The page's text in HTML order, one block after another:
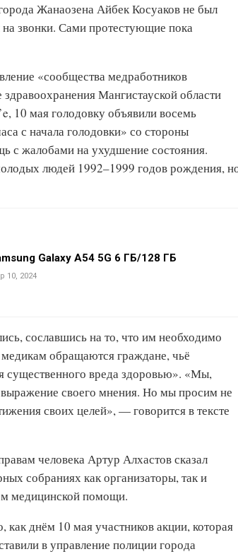
Жанаозена Айбек Косуаков не был
на звонки. Сами протестующие пока
«сообщества медработников
Мангистауской области
10 мая голодовку объявили восемь
с начала голодовки» со стороны
с жалобами на ухудшение состояния.
людей 1992–1999 годов рождения,
Galaxy A54 5G 6 ГБ/128 ГБ
10, 2024
сославшись на то, что им необходимо
обращаются граждане, чьё
существенного вреда здоровью». «Мы,
своего мнения. Но мы просим не
своих целей», — говорится в тексте
человека Артур Алхастов сказал
собраниях как организаторы, так и
медицинской помощи.
как днём 10 мая участников акции, которая
в управление полиции города